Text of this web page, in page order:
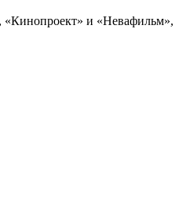
«Кинопроект» и «Невафильм»,